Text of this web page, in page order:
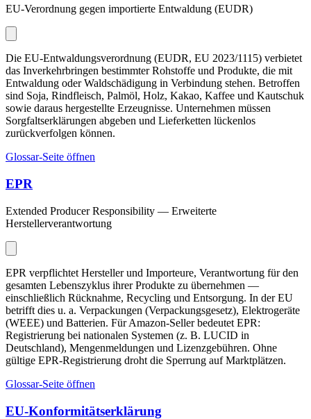
EU-Verordnung gegen importierte Entwaldung (EUDR)
Die EU-Entwaldungsverordnung (EUDR, EU 2023/1115) verbietet
das Inverkehrbringen bestimmter Rohstoffe und Produkte, die mit
Entwaldung oder Waldschädigung in Verbindung stehen. Betroffen
sind Soja, Rindfleisch, Palmöl, Holz, Kakao, Kaffee und Kautschuk
sowie daraus hergestellte Erzeugnisse. Unternehmen müssen
Sorgfaltserklärungen abgeben und Lieferketten lückenlos
zurückverfolgen können.
Glossar-Seite öffnen
EPR
Extended Producer Responsibility — Erweiterte
Herstellerverantwortung
EPR verpflichtet Hersteller und Importeure, Verantwortung für den
gesamten Lebenszyklus ihrer Produkte zu übernehmen —
einschließlich Rücknahme, Recycling und Entsorgung. In der EU
betrifft dies u. a. Verpackungen (Verpackungsgesetz), Elektrogeräte
(WEEE) und Batterien. Für Amazon-Seller bedeutet EPR:
Registrierung bei nationalen Systemen (z. B. LUCID in
Deutschland), Mengenmeldungen und Lizenzgebühren. Ohne
gültige EPR-Registrierung droht die Sperrung auf Marktplätzen.
Glossar-Seite öffnen
EU-Konformitätserklärung